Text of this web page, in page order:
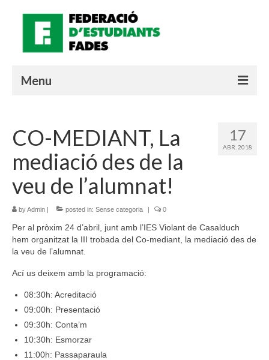
Menu
MATERIALS
QUÈ ESTÀ PASSANT?
LOGIN SOCIE
Valencià
17
ABR. 2018
CO-MEDIANT, La
mediació des de la
veu de l’alumnat!
byAdmin | posted in: Sense categoria | 0
Per al pròxim 24 d’abril, junt amb l’IES Violant de Casalduch
hem organitzat la III trobada del Co-mediant, la mediació des de
la veu de l’alumnat.
Ací us deixem amb la programació:
08:30h: Acreditació
09:00h: Presentació
09:30h: Conta’m
10:30h: Esmorzar
11:00h: Passaparaula